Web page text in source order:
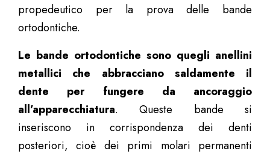
propedeutico per la prova delle bande
ortodontiche.
Le bande ortodontiche sono quegli anellini
metallici che abbracciano saldamente il
dente per fungere da ancoraggio
all’apparecchiatura. Queste bande si
inseriscono in corrispondenza dei denti
posteriori, cioè dei primi molari permanenti